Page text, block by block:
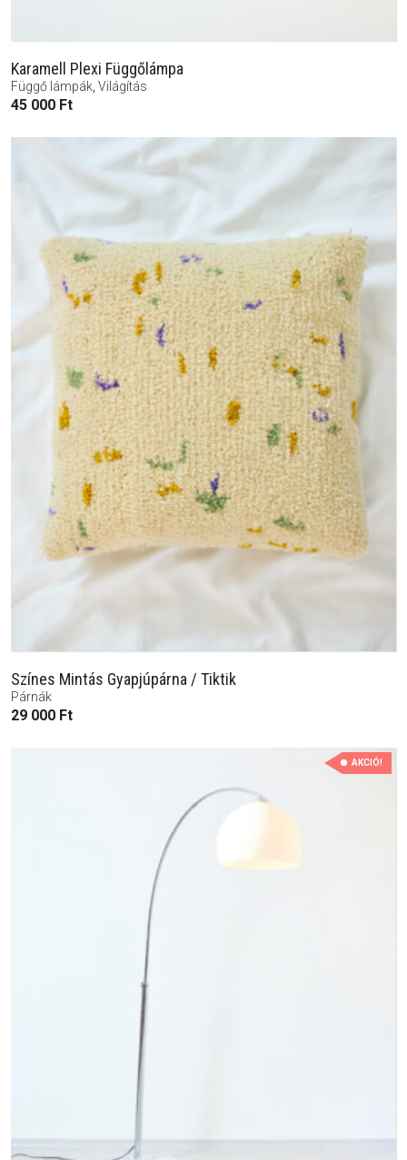
Karamell Plexi Függőlámpa
Függő lámpák, Világítás
45 000 Ft
Színes Mintás Gyapjúpárna / Tiktik
Párnák
29 000 Ft
AKCIÓ!